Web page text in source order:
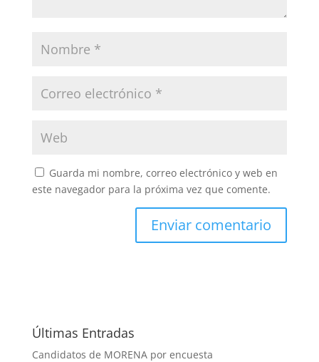
Guarda mi nombre, correo electrónico y web en
este navegador para la próxima vez que comente.
Últimas Entradas
Candidatos de MORENA por encuesta